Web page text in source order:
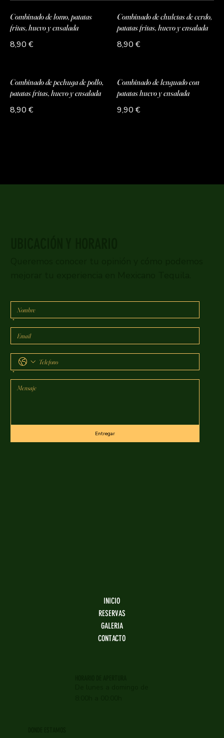
Combinado de lomo, patatas
fritas, huevo y ensalada
8,90 €
Combinado de chuletas de cerdo,
patatas fritas, huevo y ensalada
8,90 €
Combinado de pechuga de pollo,
patatas fritas, huevo y ensalada
8,90 €
Combinado de lenguado con
patatas huevo y ensalada
9,90 €
*
*
Entregar
INICIO
RESERVAS
GALERIA
CONTACTO